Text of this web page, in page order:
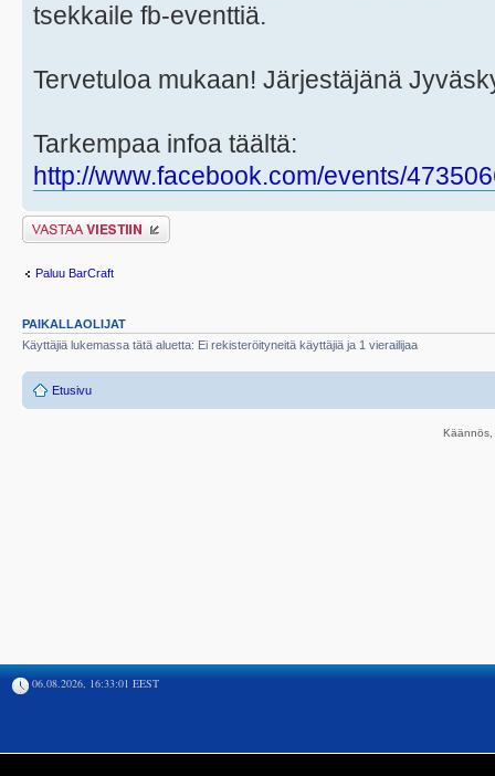
tsekkaile fb-eventtiä.
Tervetuloa mukaan! Järjestäjänä
Tarkempaa infoa täältä:
http://www.facebook.com/events/
Lähetä vastaus
Paluu BarCraft
PAIKALLAOLIJAT
Käyttäjiä lukemassa tätä aluetta: Ei rekisteröityneitä käyttäjiä ja 1 vierailijaa
Etusivu
06.08.2026, 16:33:01 EEST